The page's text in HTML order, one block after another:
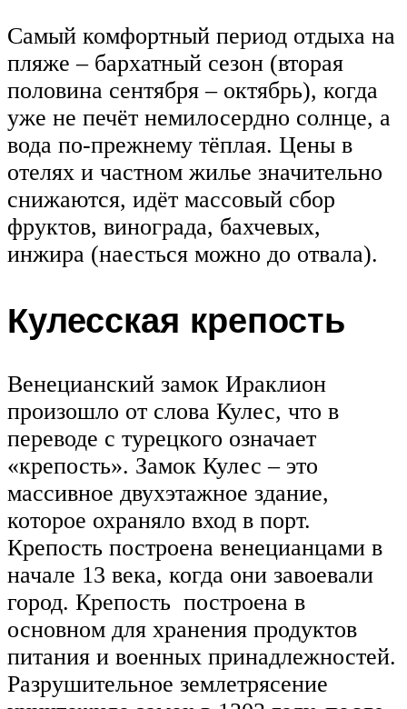
Самый комфортный период отдыха на
пляже – бархатный сезон (вторая
половина сентября – октябрь), когда
уже не печёт немилосердно солнце, а
вода по-прежнему тёплая. Цены в
отелях и частном жилье значительно
снижаются, идёт массовый сбор
фруктов, винограда, бахчевых,
инжира (наесться можно до отвала).
Кулесская крепость
Венецианский замок Ираклион
произошло от слова Кулес, что в
переводе с турецкого означает
«крепость». Замок Кулес – это
массивное двухэтажное здание,
которое охраняло вход в порт.
Крепость построена венецианцами в
начале 13 века, когда они завоевали
город. Крепость построена в
основном для хранения продуктов
питания и военных принадлежностей.
Разрушительное землетрясение